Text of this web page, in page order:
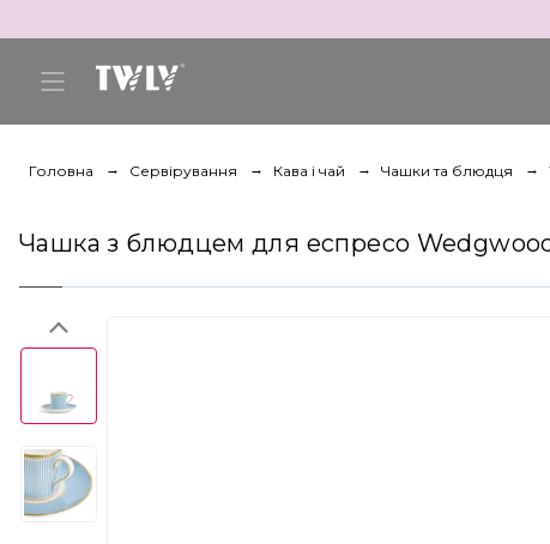
Головна Сервірування Кава і чай Чашки та блюдця
Чашка з блюдцем для еспресо